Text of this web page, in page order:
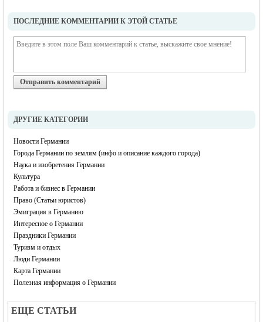
ПОСЛЕДНИЕ КОММЕНТАРИИ К ЭТОЙ СТАТЬЕ
Отправить комментарий
ДРУГИЕ КАТЕГОРИИ
Новости Германии
Города Германии по землям (инфо и описание каждого города)
Наука и изобретения Германии
Культура
Работа и бизнес в Германии
Право (Статьи юристов)
Эмиграция в Германию
Интересное о Германии
Праздники Германии
Туризм и отдых
Люди Германии
Карта Германии
Полезная информация о Германии
EЩЕ СТАТЬИ